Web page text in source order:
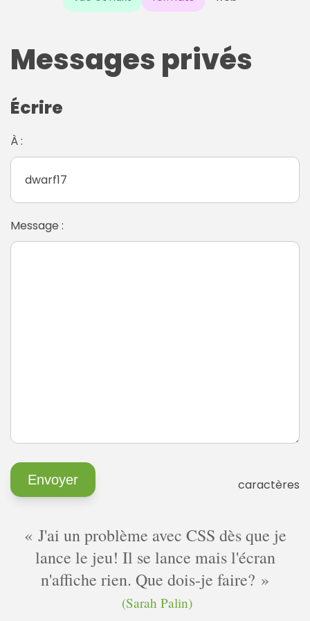
Messages privés
Écrire
À :
Message :
caractères
J'ai un problème avec CSS dès que je
lance le jeu! Il se lance mais l'écran
n'affiche rien. Que dois-je faire?
(Sarah Palin)